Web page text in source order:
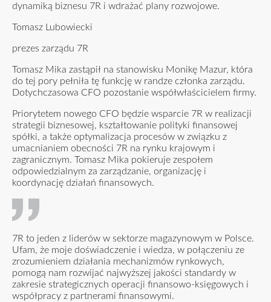
dynamiką biznesu 7R i wdrażać plany rozwojowe.
Tomasz Lubowiecki
prezes zarządu 7R
Tomasz Mika zastąpił na stanowisku Monikę Mazur, która
do tej pory pełniła tę funkcję w randze członka zarządu.
Dotychczasowa CFO pozostanie współwłaścicielem firmy.
Priorytetem nowego CFO będzie wsparcie 7R w realizacji
strategii biznesowej, kształtowanie polityki finansowej
spółki, a także optymalizacja procesów w związku z
umacnianiem obecności 7R na rynku krajowym i
zagranicznym. Tomasz Mika pokieruje zespołem
odpowiedzialnym za zarządzanie, organizację i
koordynację działań finansowych.
7R to jeden z liderów w sektorze magazynowym w Polsce.
Ufam, że moje doświadczenie i wiedza, w połączeniu ze
zrozumieniem działania mechanizmów rynkowych,
pomogą nam rozwijać najwyższej jakości standardy w
zakresie strategicznych operacji finansowo-księgowych i
współpracy z partnerami finansowymi.